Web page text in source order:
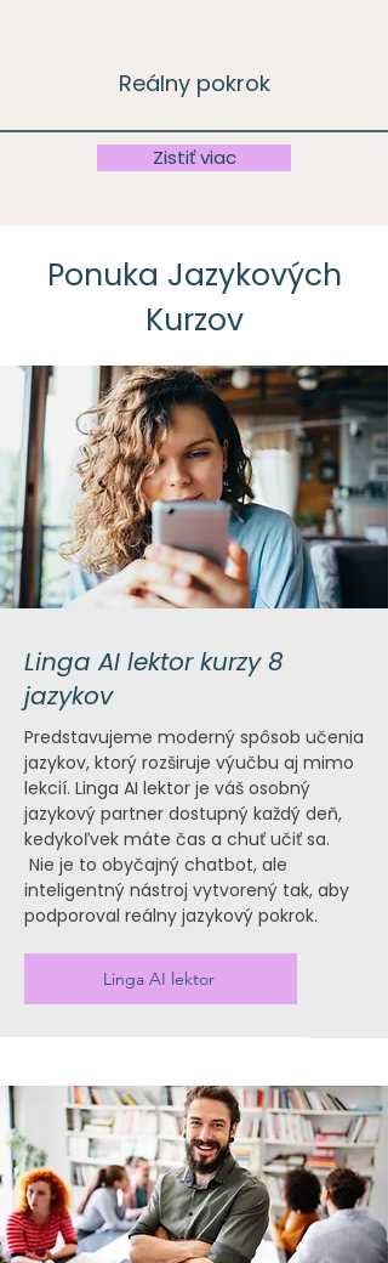
Reálny pokrok
Zistiť viac
Ponuka Jazykových
Kurzov
Linga AI lektor kurzy 8
jazykov
Predstavujeme moderný spôsob učenia
jazykov, ktorý rozširuje výučbu aj mimo
lekcií. Linga AI lektor je váš osobný
jazykový partner dostupný každý deň,
kedykoľvek máte čas a chuť učiť sa.
Nie je to obyčajný chatbot, ale
inteligentný nástroj vytvorený tak, aby
podporoval reálny jazykový pokrok.
Linga AI lektor